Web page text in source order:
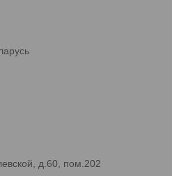
д.60, пом.202